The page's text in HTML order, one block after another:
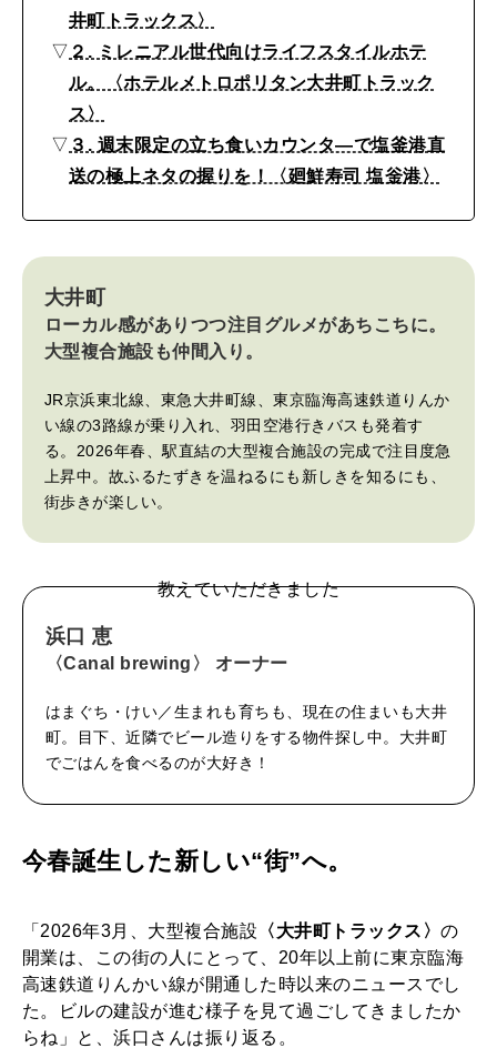
2026年7月号「鎌倉 ローカルが 教えてくれた 本当の歩き方。」
2026年6月号「大銀座 トレンドが生まれる 新しい一流店へ。」
2026年5月号「“大好き”に出会いに。韓国」
2026年2月号「良運を掴む 新・開運術。」
2026年1月号「猫がいれば、幸せ」
2025年12月号「お酒の新常識。」
MAGAZINE
FOLLOW US!
C
H
I
R
C
〉
の
魅
力
井町トラックス〉
▽ ２. ミレニアル世代向けライフスタイルホテ
ル。〈ホテルメトロポリタン大井町トラック
ス〉
▽ ３. 週末限定の立ち食いカウンタ―で塩釜港直
送の極上ネタの握りを！〈廻鮮寿司 塩釡港〉
大井町
ローカル感がありつつ注目グルメがあちこちに。
大型複合施設も仲間入り。
JR京浜東北線、東急大井町線、東京臨海高速鉄道りんか
い線の3路線が乗り入れ、羽田空港行きバスも発着す
る。2026年春、駅直結の大型複合施設の完成で注目度急
上昇中。故ふるたずきを温ねるにも新しきを知るにも、
街歩きが楽しい。
教えていただきました
浜口 恵
〈Canal brewing〉 オーナー
はまぐち・けい／生まれも育ちも、現在の住まいも大井
町。目下、近隣でビール造りをする物件探し中。大井町
でごはんを食べるのが大好き！
今春誕生した新しい“街”へ。
「2026年3月、大型複合施設 〈大井町トラックス〉の
開業は、この街の人にとって、20年以上前に東京臨海
高速鉄道りんかい線が開通した時以来のニュースでし
た。ビルの建設が進む様子を見て過ごしてきましたか
らね」と、浜口さんは振り返る。